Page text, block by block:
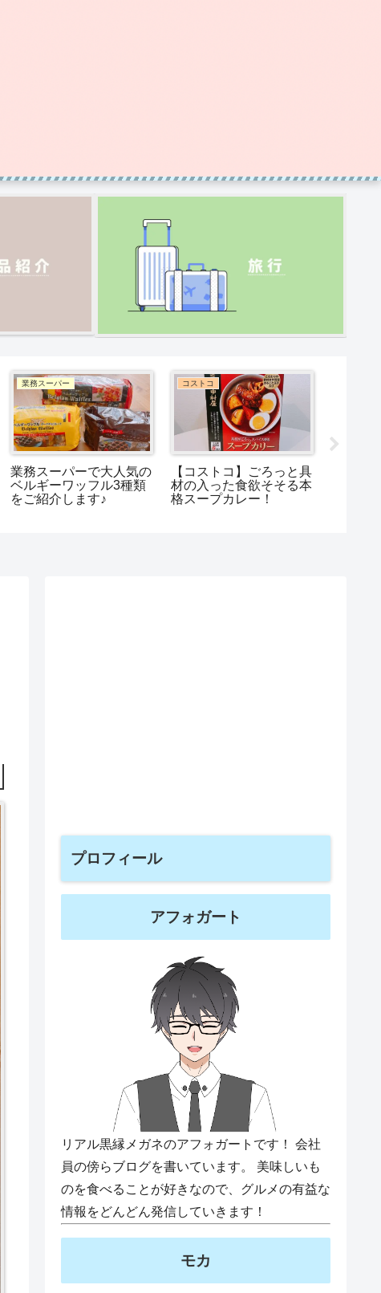
業務スーパー
業務スーパーで大人気の
ベルギーワッフル3種類
をご紹介します♪
コストコ
【コストコ】ごろっと具
材の入った食欲そそる本
格スープカレー！
プロフィール
アフォガート
リアル黒縁メガネのアフォガートです！ 会社
員の傍らブログを書いています。 美味しいも
のを食べることが好きなので、グルメの有益な
情報をどんどん発信していきます！
モカ